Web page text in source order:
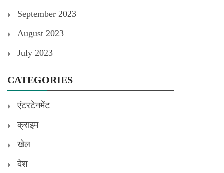
September 2023
August 2023
July 2023
CATEGORIES
एंटरटेनमेंट
क्राइम
खेल
देश